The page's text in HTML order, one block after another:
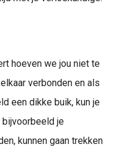
hoeven we jou niet te
verbonden en als
een dikke buik, kun je
bijvoorbeeld je
kunnen gaan trekken